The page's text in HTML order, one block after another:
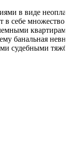
в виде
себе множество
банальная
судебными